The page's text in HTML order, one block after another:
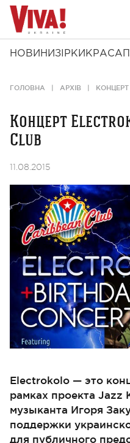
НОВИНИ ЗІРКИ КРАСА
ГОЛОВНА АРХІВ КОНЦЕРТ
Концерт
Club
11.08.2015
Electrokolo — это
рамках проекта Jazz
музыканта Игоря
поддержки
для публичного